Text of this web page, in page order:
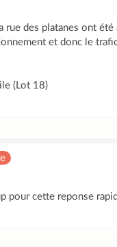
rue des platanes ont été
et donc le
(Lot 18)
pour cette reponse